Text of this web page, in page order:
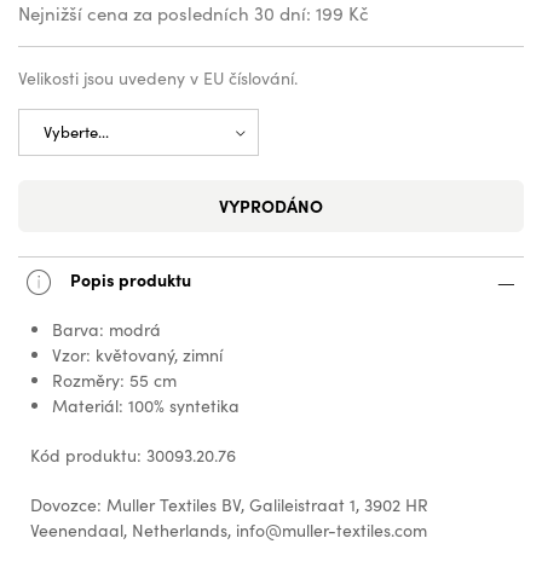
Nejnižší cena za posledních 30 dní: 199 Kč
Velikosti jsou uvedeny v EU číslování.
VYPRODÁNO
Popis produktu
Barva: modrá
Vzor: květovaný, zimní
Rozměry: 55 cm
Materiál: 100% syntetika
Kód produktu: 30093.20.76
Dovozce: Muller Textiles BV, Galileistraat 1, 3902 HR
Veenendaal, Netherlands, info@muller-textiles.com